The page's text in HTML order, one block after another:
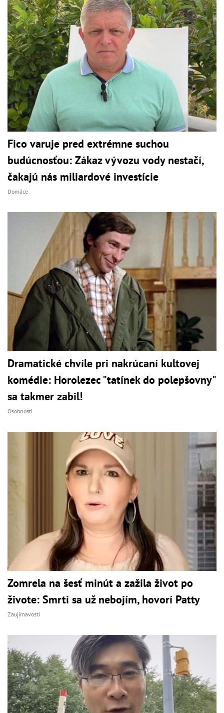
Fico varuje pred extrémne suchou
budúcnosťou: Zákaz vývozu vody nestačí,
čakajú nás miliardové investície
Domáce
Dramatické chvíle pri nakrúcaní kultovej
komédie: Horolezec "tatínek do polepšovny"
sa takmer zabil!
Osobnosti
Zomrela na šesť minút a zažila život po
živote: Smrti sa už nebojím, hovorí Patty
Zaujímavosti